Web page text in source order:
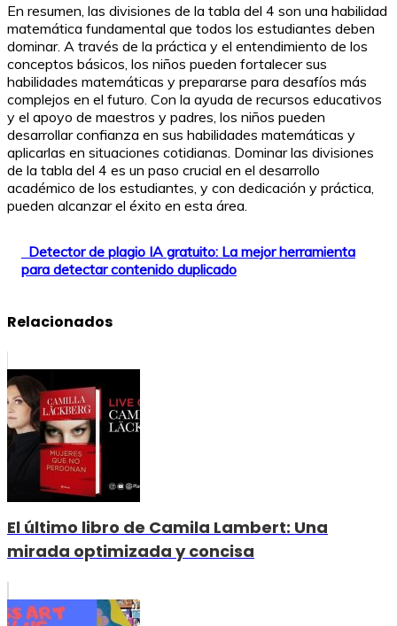
En resumen, las divisiones de la tabla del 4 son una habilidad
matemática fundamental que todos los estudiantes deben
dominar. A través de la práctica y el entendimiento de los
conceptos básicos, los niños pueden fortalecer sus
habilidades matemáticas y prepararse para desafíos más
complejos en el futuro. Con la ayuda de recursos educativos
y el apoyo de maestros y padres, los niños pueden
desarrollar confianza en sus habilidades matemáticas y
aplicarlas en situaciones cotidianas. Dominar las divisiones
de la tabla del 4 es un paso crucial en el desarrollo
académico de los estudiantes, y con dedicación y práctica,
pueden alcanzar el éxito en esta área.
Detector de plagio IA gratuito: La mejor herramienta
para detectar contenido duplicado
Relacionados
El último libro de Camila Lambert: Una
mirada optimizada y concisa